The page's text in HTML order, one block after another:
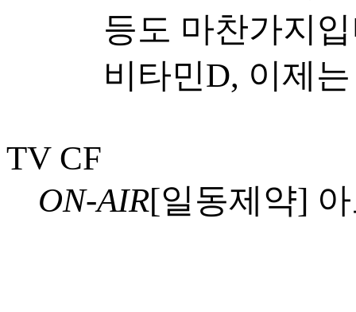
등도 마찬가지
비타민D, 이제
TV CF
ON-AIR[일동제약]